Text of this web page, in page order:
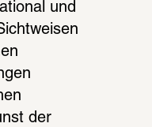
und
der